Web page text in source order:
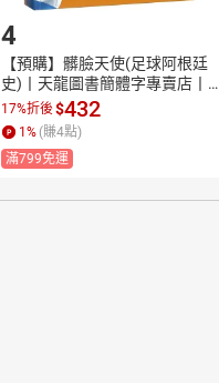
4
【預購】髒臉天使(足球阿根廷
史)丨天龍圖書簡體字專賣店丨9
787549626014 (tl2604)
17%折後$432
1 % (賺4點)
滿799免運